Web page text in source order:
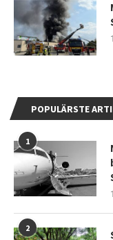
POPULÄRSTE
1
2